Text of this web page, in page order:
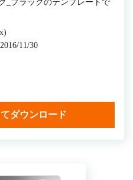
_ブラックのテンプレートで
11/30
ダウンロード